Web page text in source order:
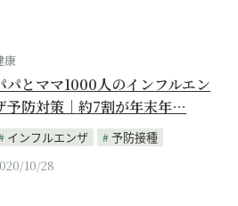
康
パとママ1000人のインフルエン
予防対策｜約7割が年末年…
インフルエンザ
予防接種
10/28